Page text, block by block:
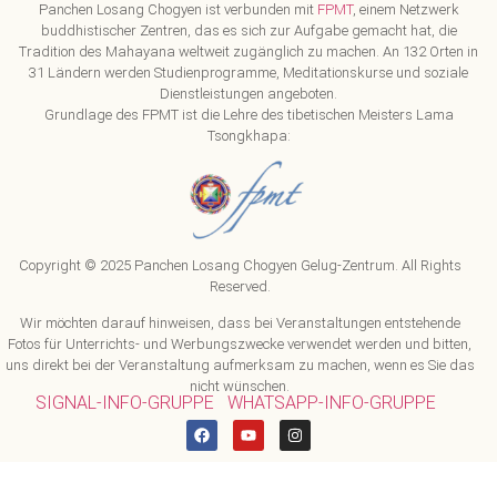
Panchen Losang Chogyen ist verbunden mit FPMT, einem Netzwerk
buddhistischer Zentren, das es sich zur Aufgabe gemacht hat, die
Tradition des Mahayana weltweit zugänglich zu machen. An 132 Orten in
31 Ländern werden Studienprogramme, Meditationskurse und soziale
Dienstleistungen angeboten.
Grundlage des FPMT ist die Lehre des tibetischen Meisters Lama
Tsongkhapa:
Copyright © 2025 Panchen Losang Chogyen Gelug-Zentrum. All Rights
Reserved.
Wir möchten darauf hinweisen, dass bei Veranstaltungen entstehende
Fotos für Unterrichts- und Werbungszwecke verwendet werden und bitten,
uns direkt bei der Veranstaltung aufmerksam zu machen, wenn es Sie das
nicht wünschen.
SIGNAL-INFO-GRUPPE WHATSAPP-INFO-GRUPPE